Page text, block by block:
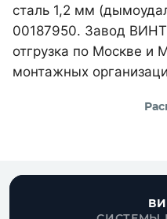
сталь 1,2 мм
00187950. Завод
отгрузка по Москве и
монтажных